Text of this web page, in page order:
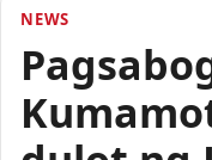
NEWS